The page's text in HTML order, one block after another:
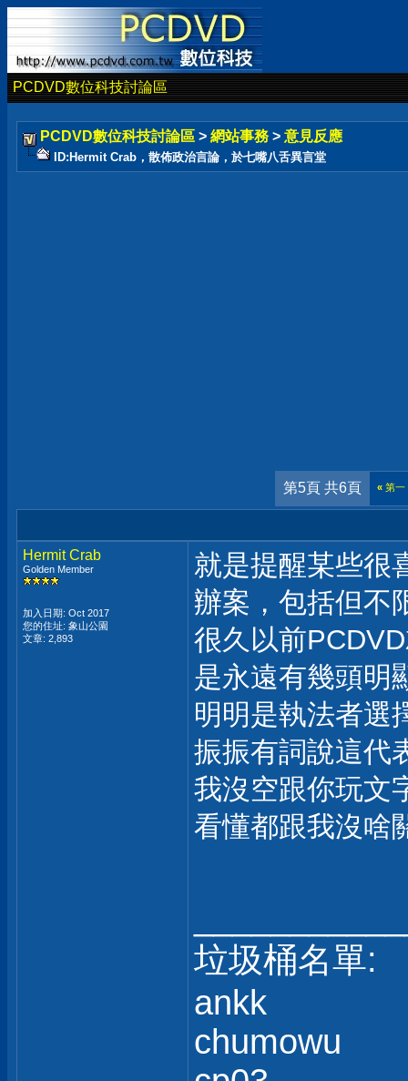
PCDVD數位科技討論區
PCDVD數位科技討論區 > 網站事務 > 意見反應
ID:Hermit Crab，散佈政治言論，於七嘴八舌異言堂
第5頁 共6頁 «第一
Hermit Crab
Golden Member
加入日期: Oct 2017
您的住址: 象山公園
文章: 2,893
就是提醒某些很
辦案，包括但不
很久以前
是永遠有幾頭明
明明是執法者選
振振有詞說這代
我沒空跟你玩文
看懂都跟我沒啥
垃圾桶名單:
ankk
chumowu